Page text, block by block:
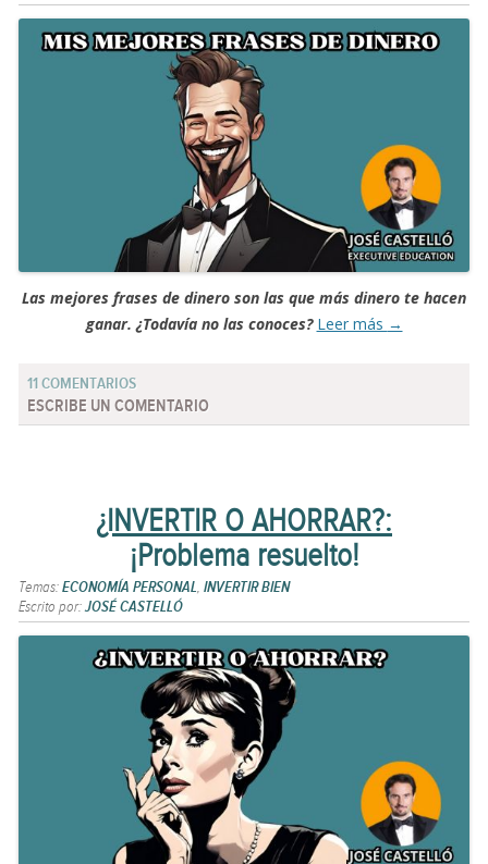
Las mejores frases de dinero son las que más dinero te hacen
ganar. ¿Todavía no las conoces? Leer más →
11 COMENTARIOS
ESCRIBE UN COMENTARIO
¿INVERTIR O AHORRAR?:
¡Problema resuelto!
Temas:ECONOMÍA PERSONAL, INVERTIR BIEN
Escrito por:JOSÉ CASTELLÓ